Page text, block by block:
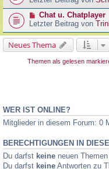
Chat u. Chatplayer
Letzter Beitrag von
Neues Thema
Themen als gelesen
WER IST ONLINE?
Mitglieder in diesem Forum: 0
BERECHTIGUNGEN IN
Du darfst keine neuen
Du darfst keine Antworten zu